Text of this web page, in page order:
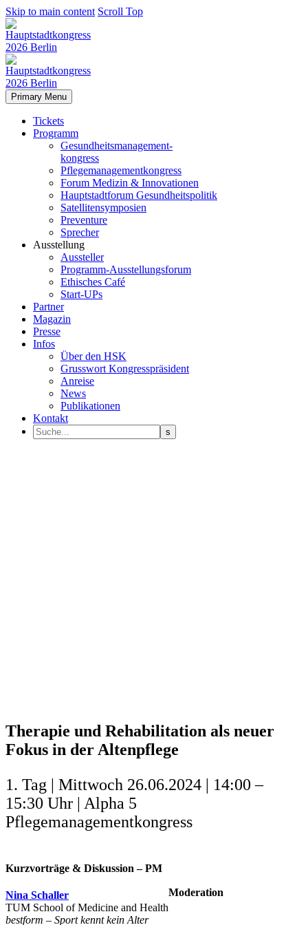
Skip to main content Scroll Top
Primary Menu
Tickets
Programm
Gesundheitsmanagement-
kongress
Pflegemanagementkongress
Forum Medizin & Innovationen
Hauptstadtforum Gesundheitspolitik
Satellitensymposien
Preventure
Sprecher
Ausstellung
Aussteller
Programm-Ausstellungsforum
Ethisches Café
Start-UPs
Partner
Magazin
Presse
Infos
Über den HSK
Grusswort Kongresspräsident
Anreise
News
Publikationen
Kontakt
Therapie und Rehabilitation als neuer
Fokus in der Altenpflege
1. Tag | Mittwoch 26.06.2024 | 14:00 –
15:30 Uhr | Alpha 5
Pflegemanagementkongress
Kurzvorträge & Diskussion – PM
Nina Schaller
TUM School of Medicine and Health
bestform – Sport kennt kein Alter
Moderation